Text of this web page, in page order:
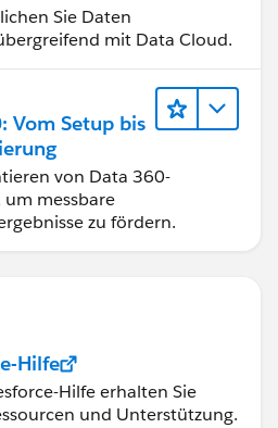
Sie Daten
mit Data Cloud.
Vom Setup bis
von Data 360-
um messbare
zu fördern.
Hilfe
Hilfe erhalten Sie
und Unterstützung.